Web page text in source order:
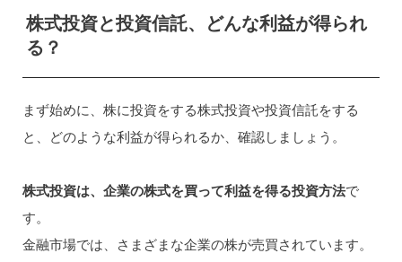
株式投資と投資信託、どんな利益が得られ
る？
まず始めに、株に投資をする株式投資や投資信託をする
と、どのような利益が得られるか、確認しましょう。
株式投資は、企業の株式を買って利益を得る投資方法で
す。
金融市場では、さまざまな企業の株が売買されています。